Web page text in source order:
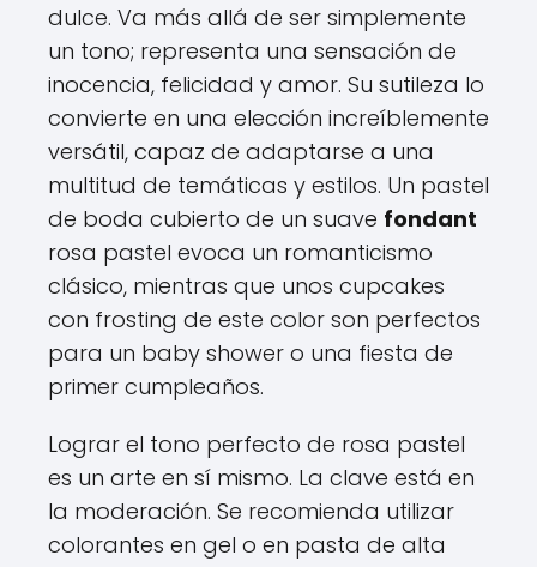
dulce. Va más allá de ser simplemente
un tono; representa una sensación de
inocencia, felicidad y amor. Su sutileza lo
convierte en una elección increíblemente
versátil, capaz de adaptarse a una
multitud de temáticas y estilos. Un pastel
de boda cubierto de un suave fondant
rosa pastel evoca un romanticismo
clásico, mientras que unos cupcakes
con frosting de este color son perfectos
para un baby shower o una fiesta de
primer cumpleaños.
Lograr el tono perfecto de rosa pastel
es un arte en sí mismo. La clave está en
la moderación. Se recomienda utilizar
colorantes en gel o en pasta de alta